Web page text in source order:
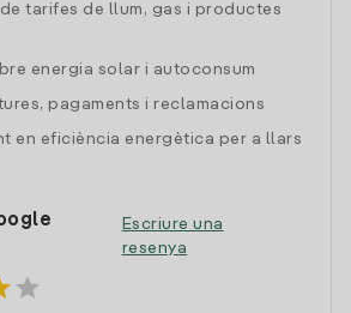
tarifes de llum, gas i productes
energia solar i autoconsum
pagaments i reclamacions
en eficiència energètica per a llars
star
Escriure una
resenya